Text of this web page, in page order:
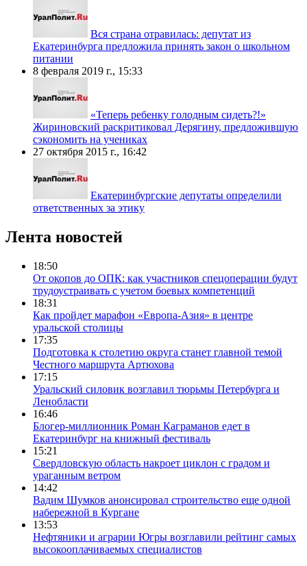
Вся страна отравилась: депутат из
Екатеринбурга предложила принять закон о школьном
питании
8 февраля 2019 г., 15:33
«Теперь ребенку голодным сидеть?!»
Жириновский раскритиковал Дерягину, предложившую
сэкономить на учениках
27 октября 2015 г., 16:42
Екатеринбургские депутаты определили
ответственных за этику
Лента новостей
18:50
От окопов до ОПК: как участников спецоперации будут
трудоустраивать с учетом боевых компетенций
18:31
Как пройдет марафон «Европа-Азия» в центре
уральской столицы
17:35
Подготовка к столетию округа станет главной темой
Честного маршрута Артюхова
17:15
Уральский силовик возглавил тюрьмы Петербурга и
Ленобласти
16:46
Блогер-миллионник Роман Каграманов едет в
Екатеринбург на книжный фестиваль
15:21
Свердловскую область накроет циклон с градом и
ураганным ветром
14:42
Вадим Шумков анонсировал строительство еще одной
набережной в Кургане
13:53
Нефтяники и аграрии Югры возглавили рейтинг самых
высокооплачиваемых специалистов